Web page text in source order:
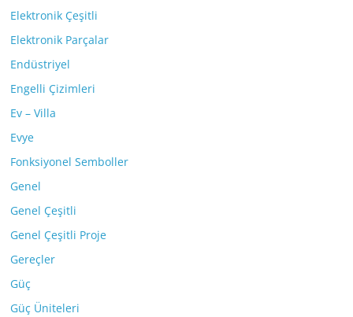
Elektronik Çeşitli
Elektronik Parçalar
Endüstriyel
Engelli Çizimleri
Ev – Villa
Evye
Fonksiyonel Semboller
Genel
Genel Çeşitli
Genel Çeşitli Proje
Gereçler
Güç
Güç Üniteleri